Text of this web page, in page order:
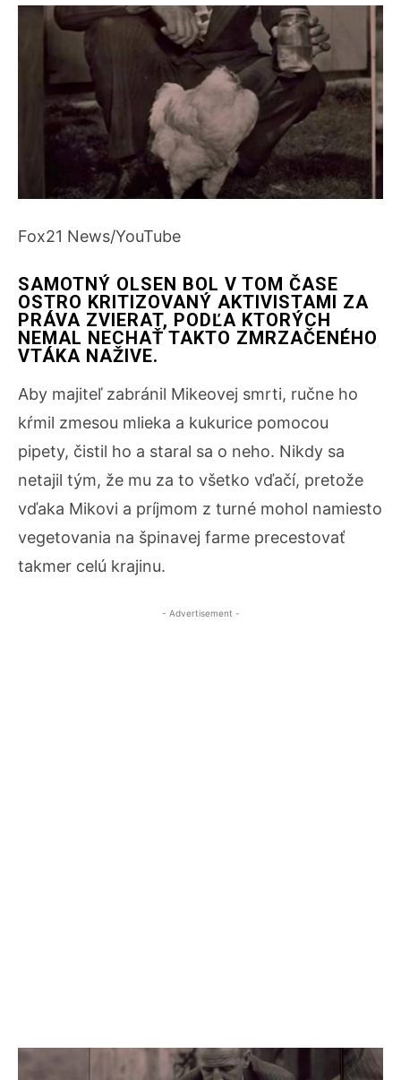
Fox21 News/YouTube
SAMOTNÝ OLSEN BOL V TOM ČASE
OSTRO KRITIZOVANÝ AKTIVISTAMI ZA
PRÁVA ZVIERAT, PODĽA KTORÝCH
NEMAL NECHAŤ TAKTO ZMRZAČENÉHO
VTÁKA NAŽIVE.
Aby majiteľ zabránil Mikeovej smrti, ručne ho
kŕmil zmesou mlieka a kukurice pomocou
pipety, čistil ho a staral sa o neho. Nikdy sa
netajil tým, že mu za to všetko vďačí, pretože
vďaka Mikovi a príjmom z turné mohol namiesto
vegetovania na špinavej farme precestovať
takmer celú krajinu.
- Advertisement -